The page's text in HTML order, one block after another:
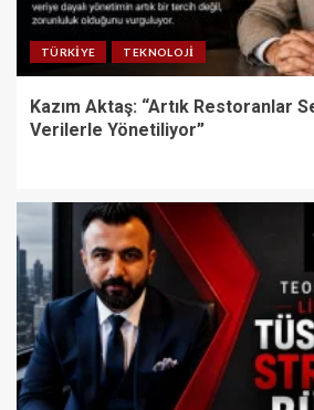
TÜRKIYE TEKNOLOJI
Kazım Aktaş: “Artık Restoranlar
Verilerle Yönetiliyor”